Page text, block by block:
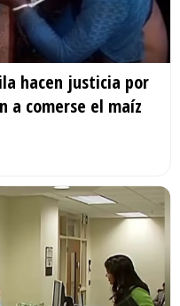
hacen justicia por
a comerse el maíz